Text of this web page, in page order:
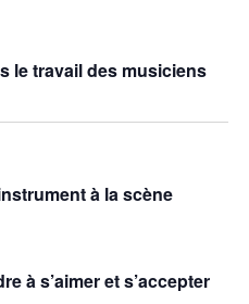
le travail des musiciens
à la scène
à s’aimer et s’accepter